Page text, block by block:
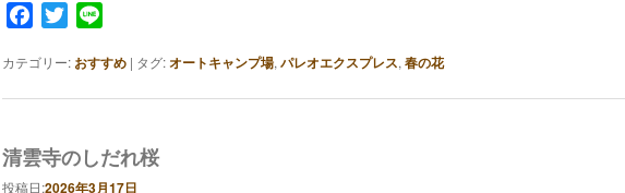
Facebook
Twitter
カテゴリー: おすすめ | タグ:オートキャンプ場, パレオエクスプレス, 春の花
清雲寺のしだれ桜
投稿日:2026年3月17日